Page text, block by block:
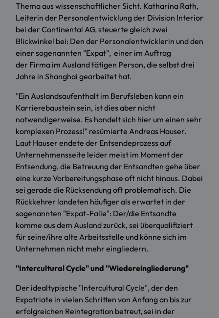
Thema aus wissenschaftlicher Sicht. Katharina Rath,
Leiterin der Personalentwicklung der Division Interior
bei der Continental AG, steuerte gleich zwei
Blickwinkel bei: Den der Personalentwicklerin und den
einer sogenannten "Expat", einer im Auftrag
der Firma im Ausland tätigen Person, die selbst drei
Jahre in Shanghai gearbeitet hat.
"Ein Auslandsaufenthalt im Berufsleben kann ein
Karrierebaustein sein, ist dies aber nicht
notwendigerweise. Es handelt sich hier um einen sehr
komplexen Prozess!" resümierte Andreas Hauser.
Laut Hauser endete der Entsendeprozess auf
Unternehmensseite leider meist im Moment der
Entsendung, die Betreuung der Entsandten gehe über
eine kurze Vorbereitungsphase oft nicht hinaus. Dabei
sei gerade die Rücksendung oft problematisch. Die
Rückkehrer landeten häufiger als erwartet in der
sogenannten "Expat-Falle": Der/die Entsandte
komme aus dem Ausland zurück, sei überqualifiziert
für seine/ihre alte Arbeitsstelle und könne sich im
Unternehmen nicht mehr eingliedern.
"Intercultural Cycle" und "Wiedereingliederung"
Der idealtypische "Intercultural Cycle", der den
Expatriate in vielen Schritten von Anfang an bis zur
erfolgreichen Reintegration betreut, sei in der